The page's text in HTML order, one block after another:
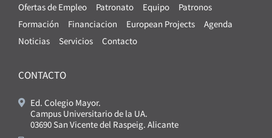
Ofertas de Empleo
Patronato Equipo
Patronos
Formación
Financiacion European Projects
Agenda
Noticias
Servicios Contacto
CONTACTO
Ed. Colegio Mayor.
Campus Universitario de la UA.
03690 San Vicente del Raspeig. Alicante